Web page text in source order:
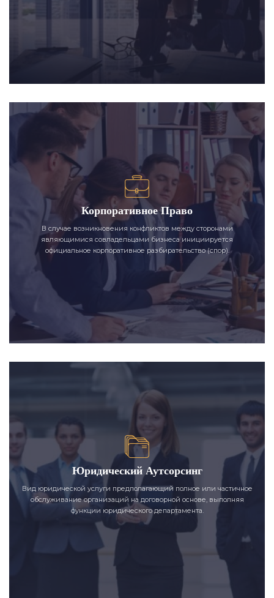
Корпоративное Право
В случае возникновения конфликтов между сторонами
являющимися совладельцами бизнеса инициируется
официальное корпоративное разбирательство (спор).
Юридический Аутсорсинг
Вид юридической услуги предполагающий полное или частичное
обслуживание организаций на договорной основе, выполняя
функции юридического департамента.